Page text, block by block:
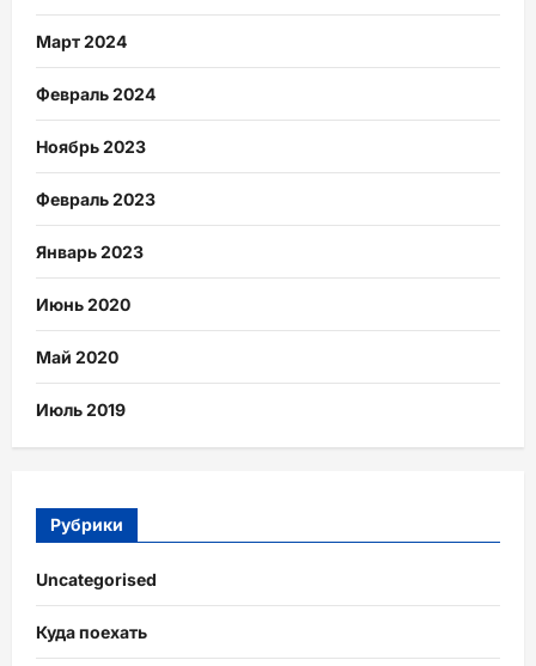
Март 2024
Февраль 2024
Ноябрь 2023
Февраль 2023
Январь 2023
Июнь 2020
Май 2020
Июль 2019
Рубрики
Uncategorised
Куда поехать